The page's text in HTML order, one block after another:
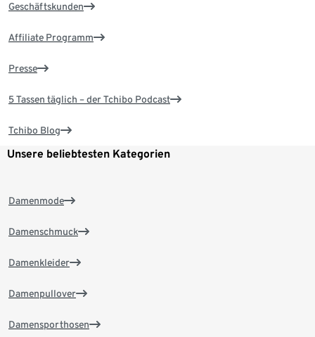
Geschäftskunden
Affiliate Programm
Presse
5 Tassen täglich – der Tchibo Podcast
Tchibo Blog
Unsere beliebtesten Kategorien
Damenmode
Damenschmuck
Damenkleider
Damenpullover
Damensporthosen